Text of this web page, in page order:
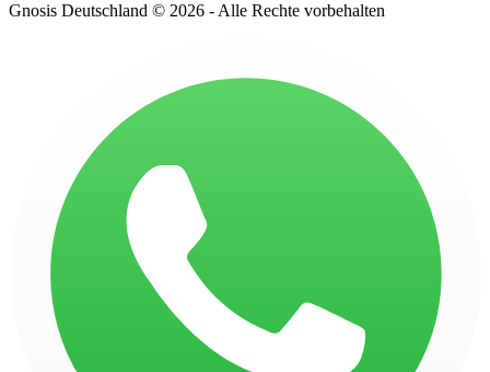
Gnosis Deutschland © 2026 - Alle Rechte vorbehalten